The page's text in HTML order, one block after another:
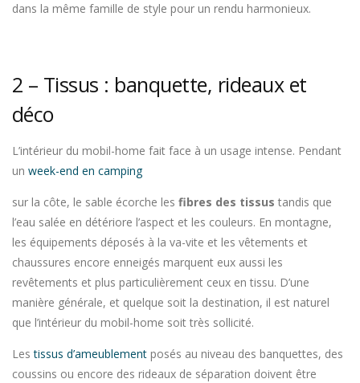
dans la même famille de style pour un rendu harmonieux.
2 – Tissus : banquette, rideaux et
déco
L’intérieur du mobil-home fait face à un usage intense. Pendant
un week-end en camping
sur la côte, le sable écorche les fibres des tissus tandis que
l’eau salée en détériore l’aspect et les couleurs. En montagne,
les équipements déposés à la va-vite et les vêtements et
chaussures encore enneigés marquent eux aussi les
revêtements et plus particulièrement ceux en tissu. D’une
manière générale, et quelque soit la destination, il est naturel
que l’intérieur du mobil-home soit très sollicité.
Lestissus d’ameublement posés au niveau des banquettes, des
coussins ou encore des rideaux de séparation doivent être